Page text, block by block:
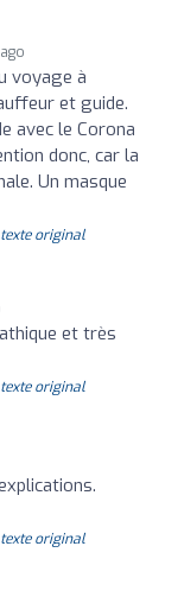
voyage à
et guide.
avec le Corona
donc, car la
Un masque
original
et très
original
original